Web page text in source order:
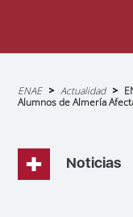
Sobrescribir
enlaces
de
navegación
ENAE Actualidad
Alumnos de Almería
Noticias